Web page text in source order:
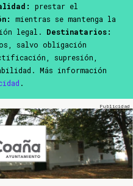
prestar el
mientras se mantenga la
legal. Destinatarios:
salvo obligación
supresión,
Más información
.